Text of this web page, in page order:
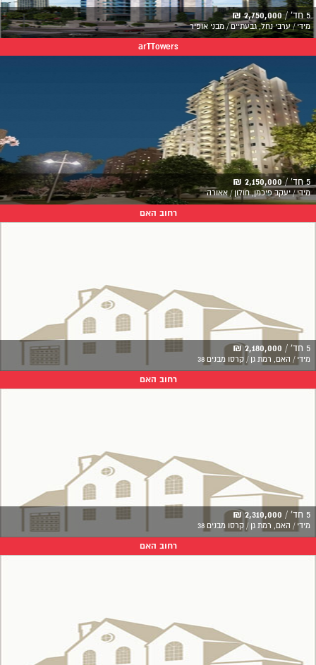
5 חד' / 2,750,000 ₪
מידי / ערבי נחל, גבעתיים / מבני אופיר
arTTowers
5 חד' / 2,150,000 ₪
מידי / יעקב פיכמן, חולון / אאורה
רחוב האם
5 חד' / 2,180,000 ₪
מידי / האם, רמת גן / קרסו מבנים 38
רחוב האם
5 חד' / 2,310,000 ₪
מידי / האם, רמת גן / קרסו מבנים 38
רחוב האם